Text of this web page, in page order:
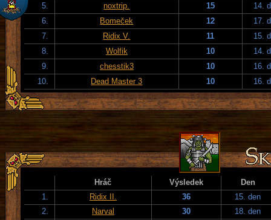
5.
noxtrip. 15
14.
6.
Bomeček 12
17.
7.
Ridix V. 11
15.
8.
Wolfik 10
14.
9.
chesstik3 10
16.
10.
Dead Master 3 10 16.
Hráč Výsledek
Den
1.
Ridix II. 36
15. den
2.
Narval 30
18. den